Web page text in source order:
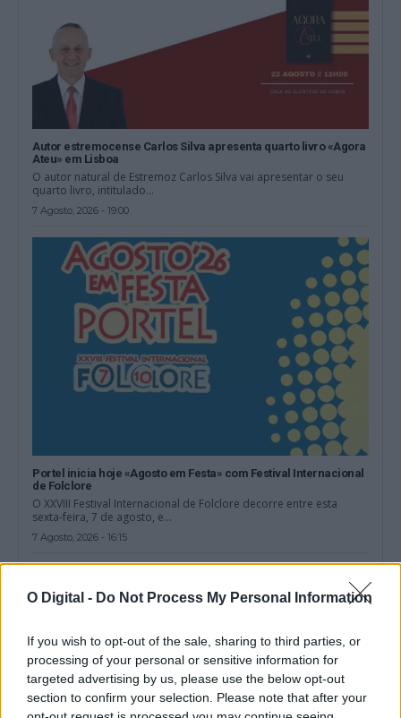
O Digital - Do Not Process My Personal Information
If you wish to opt-out of the sale, sharing to third parties, or
processing of your personal or sensitive information for
targeted advertising by us, please use the below opt-out
section to confirm your selection. Please note that after your
Autor estremocense Carlos Silva apresenta quarto livro «Agora
Ateu» em Lisboa
O autor natural de Estremoz Carlos Silva vai apresentar o seu
quarto livro, intitulado...
7 Agosto, 2026 - 19:00
Portel inicia hoje «Agosto em Festa» com Festival Internacional
de Folclore
O XXVIII Festival Internacional de Folclore decorre entre esta
sexta-feira, 7 de agosto, e...
7 Agosto, 2026 - 16:15